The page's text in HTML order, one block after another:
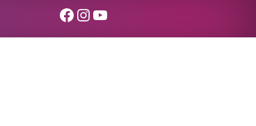
Facebook
Instagram
YouTube